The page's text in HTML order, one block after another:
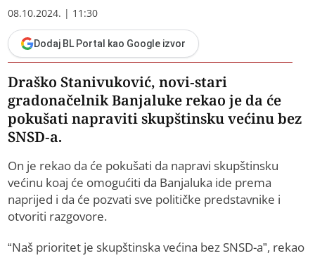
08.10.2024. | 11:30
Dodaj BL Portal kao Google izvor
Draško Stanivuković, novi-stari
gradonačelnik Banjaluke rekao je da će
pokušati napraviti skupštinsku većinu bez
SNSD-a.
On je rekao da će pokušati da napravi skupštinsku
većinu koaj će omogućiti da Banjaluka ide prema
naprijed i da će pozvati sve političke predstavnike i
otvoriti razgovore.
“Naš prioritet je skupštinska većina bez SNSD-a”, rekao